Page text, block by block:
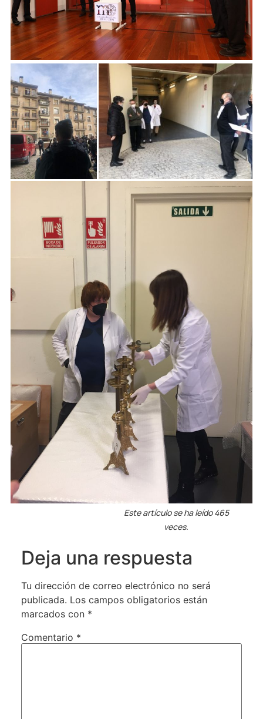
Este artículo se ha leído 465
veces.
Deja una respuesta
Tu dirección de correo electrónico no será
publicada. Los campos obligatorios están
marcados con *
Comentario *